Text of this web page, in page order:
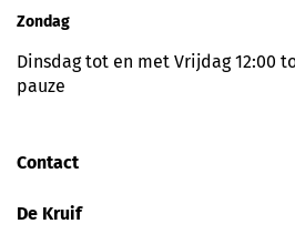
Zondag
Dinsdag tot en met Vrijdag 12:00
pauze
Contact
De Kruif